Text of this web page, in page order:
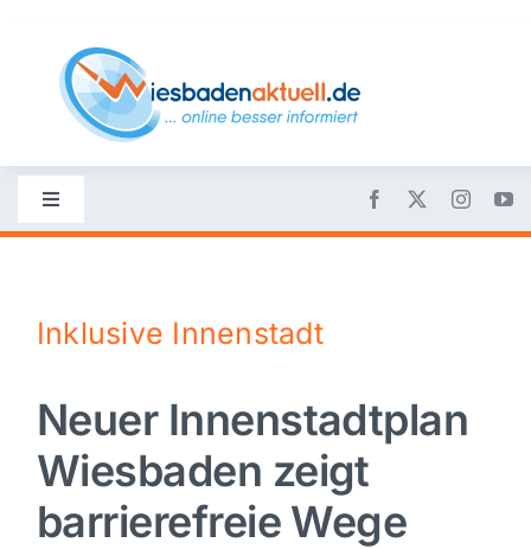
content
Toggle
Navigation
Nachrichten
Politik
Wirtschaft
Inklusive Innenstadt
Neuer Innenstadtplan
Wiesbaden zeigt
barrierefreie Wege